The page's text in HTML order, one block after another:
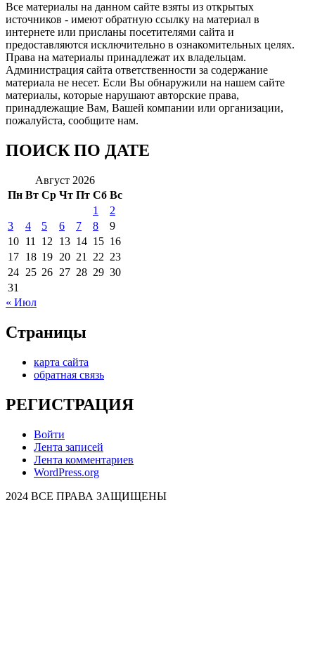
Все материалы на данном сайте взяты из открытых
источников - имеют обратную ссылку на материал в
интернете или присланы посетителями сайта и
предоставляются исключительно в ознакомительных целях.
Права на материалы принадлежат их владельцам.
Администрация сайта ответственности за содержание
материала не несет. Если Вы обнаружили на нашем сайте
материалы, которые нарушают авторские права,
принадлежащие Вам, Вашей компании или организации,
пожалуйста, сообщите нам.
ПОИСК ПО ДАТЕ
Август 2026
Пн Вт Ср Чт Пт Сб Вс
1
2
3
4 5 6 7 8
9
10 11 12 13 14 15 16
17 18 19 20 21 22 23
24 25 26 27 28 29 30
31
« Июл
Страницы
карта сайта
обратная связь
РЕГИСТРАЦИЯ
Войти
Лента записей
Лента комментариев
WordPress.org
2024 ВСЕ ПРАВА ЗАЩИЩЕНЫ